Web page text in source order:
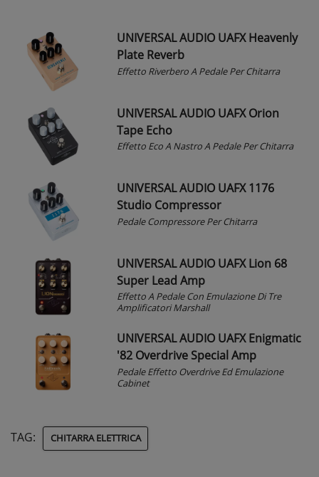
UNIVERSAL AUDIO UAFX Heavenly
Plate Reverb
Effetto Riverbero A Pedale Per Chitarra
UNIVERSAL AUDIO UAFX Orion
Tape Echo
Effetto Eco A Nastro A Pedale Per Chitarra
UNIVERSAL AUDIO UAFX 1176
Studio Compressor
Pedale Compressore Per Chitarra
UNIVERSAL AUDIO UAFX Lion 68
Super Lead Amp
Effetto A Pedale Con Emulazione Di Tre
Amplificatori Marshall
UNIVERSAL AUDIO UAFX Enigmatic
'82 Overdrive Special Amp
Pedale Effetto Overdrive Ed Emulazione
Cabinet
TAG: CHITARRA ELETTRICA